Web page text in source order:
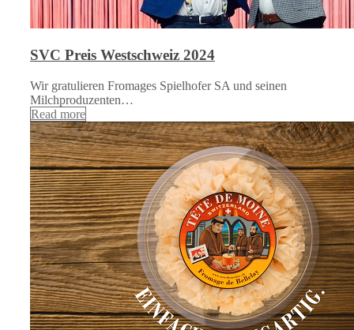
SVC Preis Westschweiz 2024
Wir gratulieren Fromages Spielhofer SA und seinen
Milchproduzenten…
Read more